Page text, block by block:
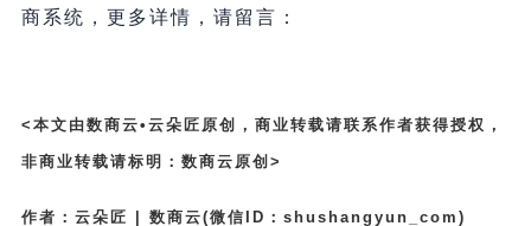
商系统，更多详情，请留言：
<本文由数商云•云朵匠原创，商业转载请联系作者获得授权，
非商业转载请标明：数商云原创>
作者：云朵匠 | 数商云(微信ID：shushangyun_com)